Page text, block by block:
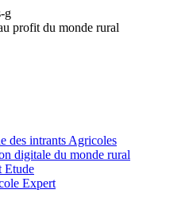
g
profit du monde rural
des intrants Agricoles
digitale du monde rural
Etude
Expert